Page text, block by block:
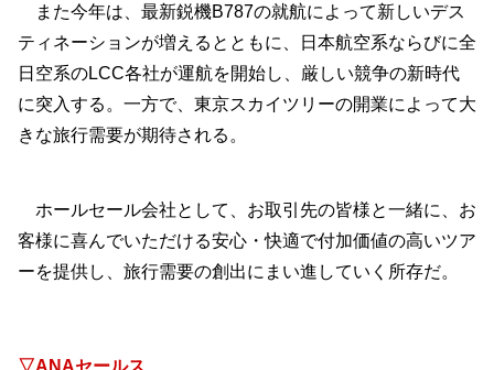
また今年は、最新鋭機B787の就航によって新しいデス
ティネーションが増えるとともに、日本航空系ならびに全
日空系のLCC各社が運航を開始し、厳しい競争の新時代
に突入する。一方で、東京スカイツリーの開業によって大
きな旅行需要が期待される。
ホールセール会社として、お取引先の皆様と一緒に、お
客様に喜んでいただける安心・快適で付加価値の高いツア
ーを提供し、旅行需要の創出にまい進していく所存だ。
▽ANAセールス